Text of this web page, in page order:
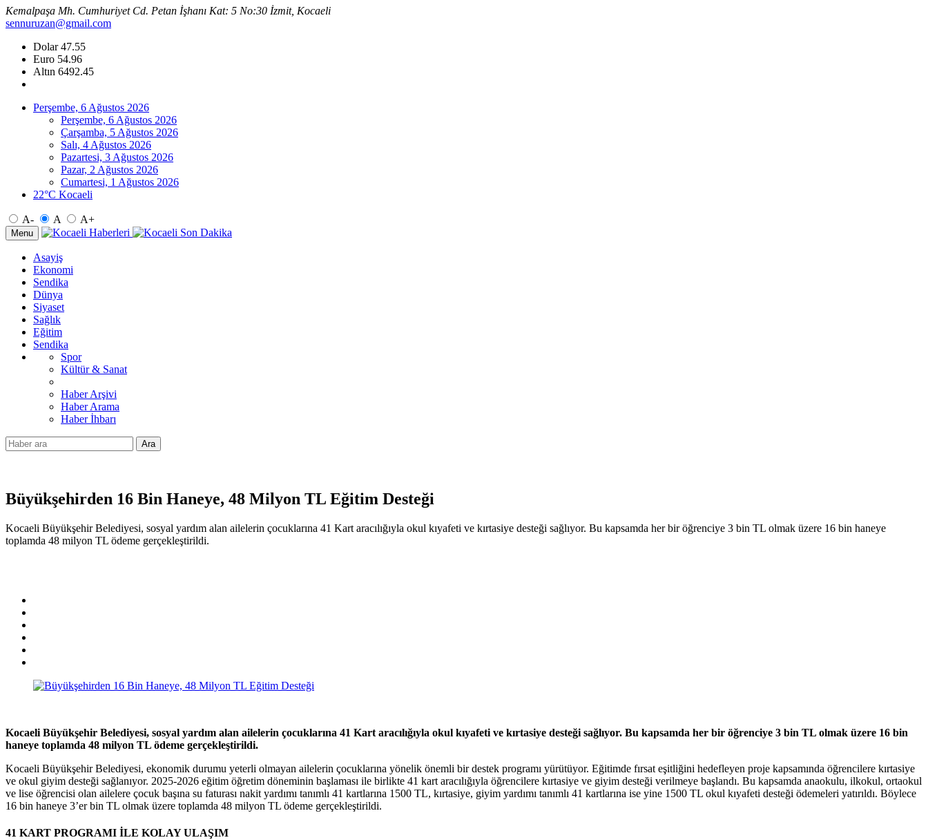
Kemalpaşa Mh. Cumhuriyet Cd. Petan İşhanı Kat: 5 No:30 İzmit, Kocaeli
sennuruzan@gmail.com
Dolar47.55
Euro 54.96
Altın 6492.45
Perşembe, 6 Ağustos 2026
Perşembe, 6 Ağustos 2026
Çarşamba, 5 Ağustos 2026
Salı, 4 Ağustos 2026
Pazartesi, 3 Ağustos 2026
Pazar, 2 Ağustos 2026
Cumartesi, 1 Ağustos 2026
22°C Kocaeli
A- A A+
Menu
Asayiş
Ekonomi
Sendika
Dünya
Siyaset
Sağlık
Eğitim
Sendika
Spor
Kültür & Sanat
Haber Arşivi
Haber Arama
Haber İhbarı
Ara
Büyükşehirden 16 Bin Haneye, 48 Milyon TL Eğitim Desteği
Kocaeli Büyükşehir Belediyesi, sosyal yardım alan ailelerin çocuklarına 41 Kart aracılığıyla okul kıyafeti ve kırtasiye desteği sağlıyor. Bu kapsamda her bir öğrenciye 3 bin TL olmak üzere 16 bin haneye
toplamda 48 milyon TL ödeme gerçekleştirildi.
Kocaeli Büyükşehir Belediyesi, sosyal yardım alan ailelerin çocuklarına 41 Kart aracılığıyla okul kıyafeti ve kırtasiye desteği sağlıyor. Bu kapsamda her bir öğrenciye 3 bin TL olmak üzere 16 bin
haneye toplamda 48 milyon TL ödeme gerçekleştirildi.
Kocaeli Büyükşehir Belediyesi, ekonomik durumu yeterli olmayan ailelerin çocuklarına yönelik önemli bir destek programı yürütüyor. Eğitimde fırsat eşitliğini hedefleyen proje kapsamında öğrencilere kırtasiye
ve okul giyim desteği sağlanıyor. 2025-2026 eğitim öğretim döneminin başlaması ile birlikte 41 kart aracılığıyla öğrencilere kırtasiye ve giyim desteği verilmeye başlandı. Bu kapsamda anaokulu, ilkokul, ortaokul
ve lise öğrencisi olan ailelere çocuk başına su faturası nakit yardımı tanımlı 41 kartlarına 1500 TL, kırtasiye, giyim yardımı tanımlı 41 kartlarına ise yine 1500 TL okul kıyafeti desteği ödemeleri yatırıldı. Böylece
16 bin haneye 3’er bin TL olmak üzere toplamda 48 milyon TL ödeme gerçekleştirildi.
41 KART PROGRAMI İLE KOLAY ULAŞIM